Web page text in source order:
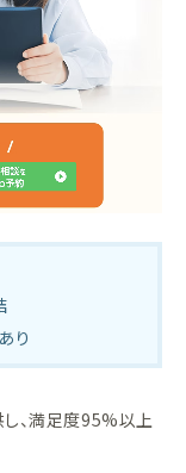
り
、満足度95%以上